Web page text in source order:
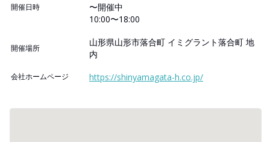
開催日時
〜開催中
10:00〜18:00
開催場所
山形県山形市落合町 イミグラント落合町 地
内
会社ホームページ https://shinyamagata-h.co.jp/